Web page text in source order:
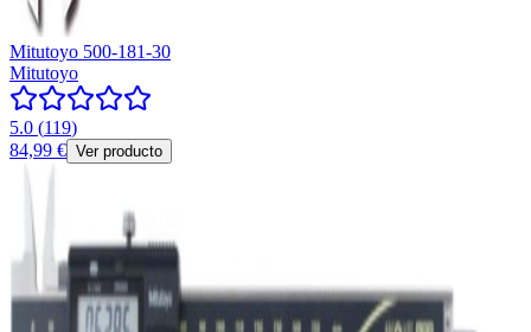
Mitutoyo 500-181-30
Mitutoyo
5.0 (119)
84,99 € Ver producto